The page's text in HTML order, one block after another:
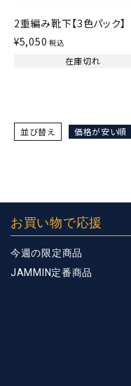
2重編み靴下【3色パック】
¥5,050 税込
在庫切れ
並び替え 価格が安い順
お買い物で応援
今週の限定商品
JAMMIN定番商品